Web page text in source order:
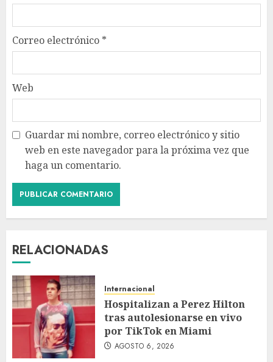
Correo electrónico *
Web
Guardar mi nombre, correo electrónico y sitio
web en este navegador para la próxima vez que
haga un comentario.
RELACIONADAS
Internacional
Hospitalizan a Perez Hilton
tras autolesionarse en vivo
por TikTok en Miami
AGOSTO 6, 2026